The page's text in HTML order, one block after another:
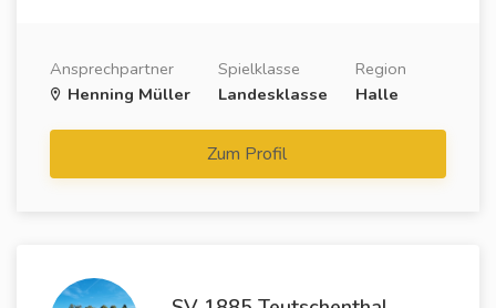
Ansprechpartner
Henning Müller
Spielklasse
Landesklasse
Region
Halle
Zum Profil